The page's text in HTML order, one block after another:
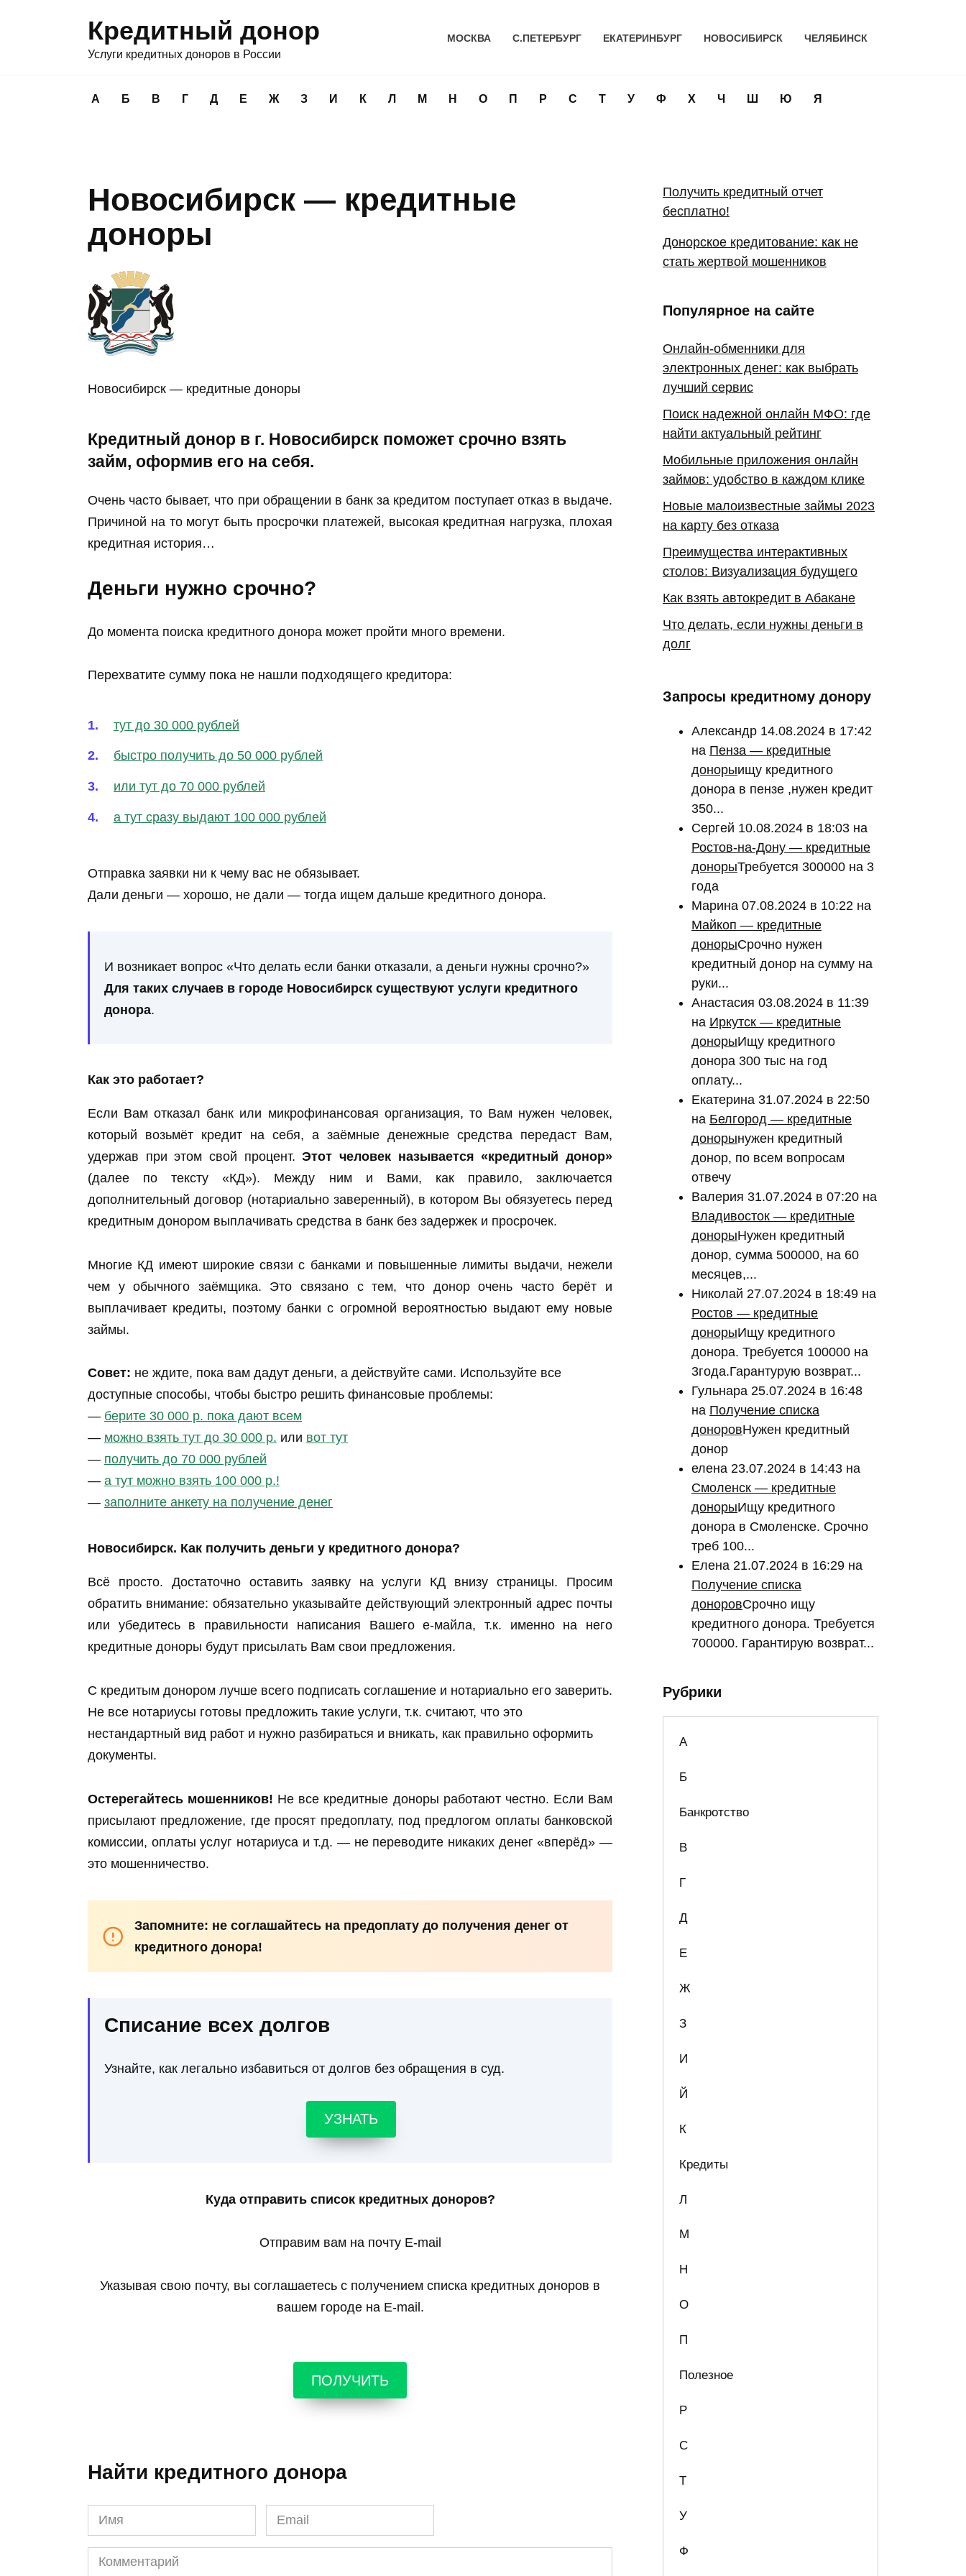
Кредитный донор
Услуги кредитных доноров в России
МОСКВА С.ПЕТЕРБУРГ ЕКАТЕРИНБУРГ НОВОСИБИРСК ЧЕЛЯБИНСК
А Б В Г Д Е Ж З И К Л М Н О П Р С Т У Ф Х Ч Ш Ю Я
Новосибирск — кредитные
доноры
Новосибирск — кредитные доноры
Кредитный донор в г. Новосибирск поможет срочно взять
займ, оформив его на себя.
Очень часто бывает, что при обращении в банк за кредитом поступает отказ в выдаче.
Причиной на то могут быть просрочки платежей, высокая кредитная нагрузка, плохая
кредитная история…
Деньги нужно срочно?
До момента поиска кредитного донора может пройти много времени.
Перехватите сумму пока не нашли подходящего кредитора:
тут до 30 000 рублей
быстро получить до 50 000 рублей
или тут до 70 000 рублей
а тут сразу выдают 100 000 рублей
Отправка заявки ни к чему вас не обязывает.
Дали деньги — хорошо, не дали — тогда ищем дальше кредитного донора.
И возникает вопрос «Что делать если банки отказали, а деньги нужны срочно?»
Для таких случаев в городе Новосибирск существуют услуги кредитного
донора.
Как это работает?
Если Вам отказал банк или микрофинансовая организация, то Вам нужен человек,
который возьмёт кредит на себя, а заёмные денежные средства передаст Вам,
удержав при этом свой процент.Этот человек называется «кредитный донор»
(далее по тексту «КД»). Между ним и Вами, как правило, заключается
дополнительный договор (нотариально заверенный), в котором Вы обязуетесь перед
кредитным донором выплачивать средства в банк без задержек и просрочек.
Многие КД имеют широкие связи с банками и повышенные лимиты выдачи, нежели
чем у обычного заёмщика. Это связано с тем, что донор очень часто берёт и
выплачивает кредиты, поэтому банки с огромной вероятностью выдают ему новые
займы.
Совет: не ждите, пока вам дадут деньги, а действуйте сами. Используйте все
доступные способы, чтобы быстро решить финансовые проблемы:
— берите 30 000 р. пока дают всем
— можно взять тут до 30 000 р. или вот тут
— получить до 70 000 рублей
— а тут можно взять 100 000 р.!
— заполните анкету на получение денег
Новосибирск. Как получить деньги у кредитного донора?
Всё просто. Достаточно оставить заявку на услуги КД внизу страницы. Просим
обратить внимание: обязательно указывайте действующий электронный адрес почты
или убедитесь в правильности написания Вашего е-майла, т.к. именно на него
кредитные доноры будут присылать Вам свои предложения.
С кредитым донором лучше всего подписать соглашение и нотариально его заверить.
Не все нотариусы готовы предложить такие услуги, т.к. считают, что это
нестандартный вид работ и нужно разбираться и вникать, как правильно оформить
документы.
Остерегайтесь мошенников! Не все кредитные доноры работают честно. Если Вам
присылают предложение, где просят предоплату, под предлогом оплаты банковской
комиссии, оплаты услуг нотариуса и т.д. — не переводите никаких денег «вперёд» —
это мошенничество.
Запомните: не соглашайтесь на предоплату до получения денег от
кредитного донора!
Списание всех долгов
Узнайте, как легально избавиться от долгов без обращения в суд.
УЗНАТЬ
Куда отправить список кредитных доноров?
Отправим вам на почту E-mail
Указывая свою почту, вы соглашаетесь с получением списка кредитных доноров в
вашем городе на E-mail.
ПОЛУЧИТЬ
Найти кредитного донора
Имя
*
Email
*
Комментарий
Получить кредитный отчет
бесплатно!
Донорское кредитование: как не
стать жертвой мошенников
Популярное на сайте
Онлайн-обменники для
электронных денег: как выбрать
лучший сервис
Поиск надежной онлайн МФО: где
найти актуальный рейтинг
Мобильные приложения онлайн
займов: удобство в каждом клике
Новые малоизвестные займы 2023
на карту без отказа
Преимущества интерактивных
столов: Визуализация будущего
Как взять автокредит в Абакане
Что делать, если нужны деньги в
долг
Запросы кредитному донору
Александр 14.08.2024 в 17:42
на Пенза — кредитные
донорыищу кредитного
донора в пензе ,нужен кредит
350...
Сергей 10.08.2024 в 18:03 на
Ростов-на-Дону — кредитные
донорыТребуется 300000 на 3
года
Марина 07.08.2024 в 10:22 на
Майкоп — кредитные
донорыСрочно нужен
кредитный донор на сумму на
руки...
Анастасия 03.08.2024 в 11:39
на Иркутск — кредитные
донорыИщу кредитного
донора 300 тыс на год
оплату...
Екатерина 31.07.2024 в 22:50
на Белгород — кредитные
донорынужен кредитный
донор, по всем вопросам
отвечу
Валерия 31.07.2024 в 07:20 на
Владивосток — кредитные
донорыНужен кредитный
донор, сумма 500000, на 60
месяцев,...
Николай 27.07.2024 в 18:49 на
Ростов — кредитные
донорыИщу кредитного
донора. Требуется 100000 на
3года.Гарантурую возврат...
Гульнара 25.07.2024 в 16:48
на Получение списка
доноровНужен кредитный
донор
елена 23.07.2024 в 14:43 на
Смоленск — кредитные
донорыИщу кредитного
донора в Смоленске. Срочно
треб 100...
Елена 21.07.2024 в 16:29 на
Получение списка
доноровСрочно ищу
кредитного донора. Требуется
700000. Гарантирую возврат...
Рубрики
А
Б
Банкротство
В
Г
Д
Е
Ж
З
И
Й
К
Кредиты
Л
М
Н
О
П
Полезное
Р
С
Т
У
Ф